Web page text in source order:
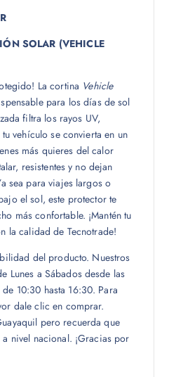
SOLAR (VEHICLE
La cortina Vehicle
para los días de sol
filtra los rayos UV,
vehículo se convierta en un
más quieres del calor
resistentes y no dejan
sea para viajes largos o
el sol, este protector te
más confortable. ¡Mantén tu
la calidad de Tecnotrade!
del producto. Nuestros
Lunes a Sábados desde las
10:30 hasta 16:30. Para
dale clic en comprar.
pero recuerda que
nivel nacional. ¡Gracias por